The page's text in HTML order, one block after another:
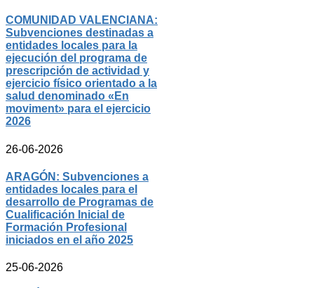
COMUNIDAD VALENCIANA:
Subvenciones destinadas a
entidades locales para la
ejecución del programa de
prescripción de actividad y
ejercicio físico orientado a la
salud denominado «En
moviment» para el ejercicio
2026
26-06-2026
ARAGÓN: Subvenciones a
entidades locales para el
desarrollo de Programas de
Cualificación Inicial de
Formación Profesional
iniciados en el año 2025
25-06-2026